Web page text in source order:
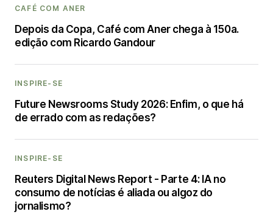
CAFÉ COM ANER
Depois da Copa, Café com Aner chega à 150a.
edição com Ricardo Gandour
INSPIRE-SE
Future Newsrooms Study 2026: Enfim, o que há
de errado com as redações?
INSPIRE-SE
Reuters Digital News Report - Parte 4: IA no
consumo de notícias é aliada ou algoz do
jornalismo?